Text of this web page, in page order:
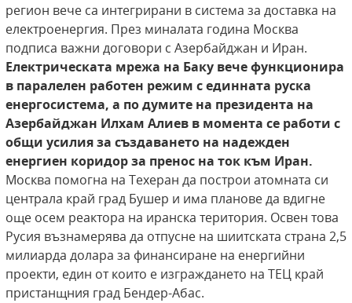
регион вече са интегрирани в система за доставка на
електроенергия. През миналата година Москва
подписа важни договори с Азербайджан и Иран.
Електрическата мрежа на Баку вече функционира
в паралелен работен режим с единната руска
енергосистема, а по думите на президента на
Азербайджан Илхам Алиев в момента се работи с
общи усилия за създаването на надежден
енергиен коридор за пренос на ток към Иран.
Москва помогна на Техеран да построи атомната си
централа край град Бушер и има планове да вдигне
още осем реактора на иранска територия. Освен това
Русия възнамерява да отпусне на шиитската страна 2,5
милиарда долара за финансиране на енергийни
проекти, един от които е изграждането на ТЕЦ край
пристанщния град Бендер-Абас.